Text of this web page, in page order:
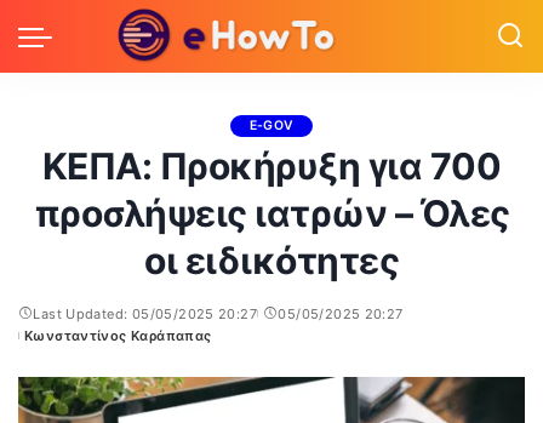
E-GOV
ΚΕΠΑ: Προκήρυξη για 700
προσλήψεις ιατρών – Όλες
οι ειδικότητες
Last Updated: 05/05/2025 20:27
05/05/2025 20:27
Posted
Κωνσταντίνος Καράπαπας